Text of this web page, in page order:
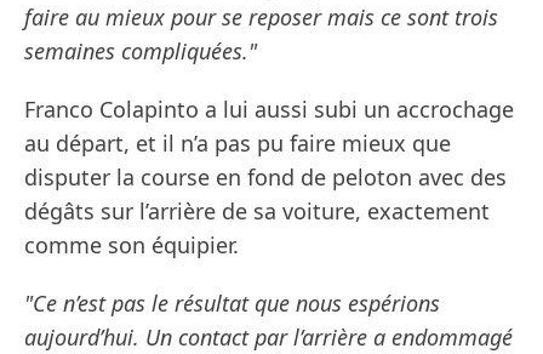
faire au mieux pour se reposer mais ce sont trois
semaines compliquées."
Franco Colapinto a lui aussi subi un accrochage
au départ, et il n’a pas pu faire mieux que
disputer la course en fond de peloton avec des
dégâts sur l’arrière de sa voiture, exactement
comme son équipier.
"Ce n’est pas le résultat que nous espérions
aujourd’hui. Un contact par l’arrière a endommagé